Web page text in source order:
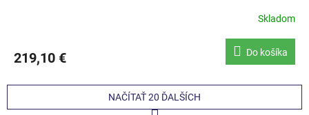
Skladom
219,10 € Do košíka
NAČÍTAŤ 20 ĎALŠÍCH